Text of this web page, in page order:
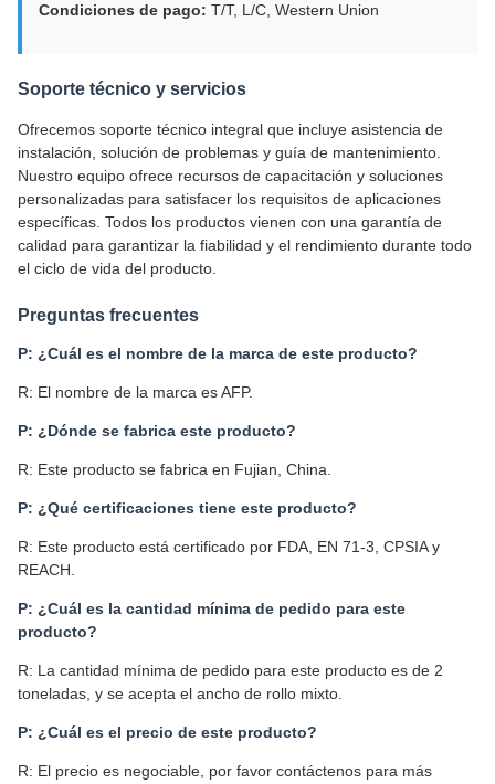
Condiciones de pago: T/T, L/C, Western Union
Soporte técnico y servicios
Ofrecemos soporte técnico integral que incluye asistencia de
instalación, solución de problemas y guía de mantenimiento.
Nuestro equipo ofrece recursos de capacitación y soluciones
personalizadas para satisfacer los requisitos de aplicaciones
específicas. Todos los productos vienen con una garantía de
calidad para garantizar la fiabilidad y el rendimiento durante todo
el ciclo de vida del producto.
Preguntas frecuentes
P: ¿Cuál es el nombre de la marca de este producto?
R: El nombre de la marca es AFP.
P: ¿Dónde se fabrica este producto?
R: Este producto se fabrica en Fujian, China.
P: ¿Qué certificaciones tiene este producto?
R: Este producto está certificado por FDA, EN 71-3, CPSIA y
REACH.
P: ¿Cuál es la cantidad mínima de pedido para este
producto?
R: La cantidad mínima de pedido para este producto es de 2
toneladas, y se acepta el ancho de rollo mixto.
P: ¿Cuál es el precio de este producto?
R: El precio es negociable, por favor contáctenos para más